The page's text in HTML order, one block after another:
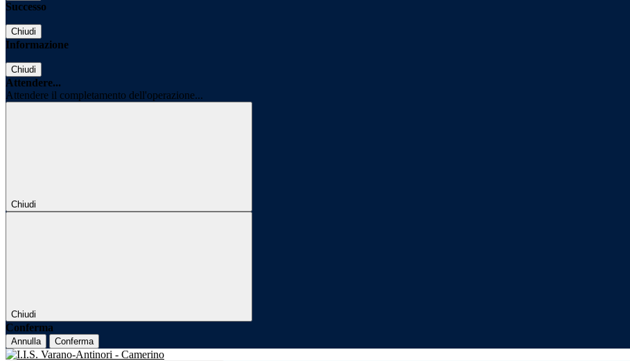
Successo
Chiudi
Informazione
Chiudi
Attendere...
Attendere il completamento dell'operazione...
Chiudi
Chiudi
Conferma
Annulla Conferma